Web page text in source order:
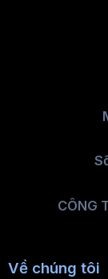
CÔNG
Về chúng tôi